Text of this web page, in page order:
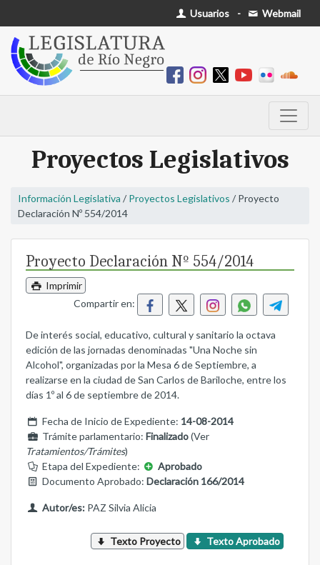
Usuarios - Webmail
Proyectos Legislativos
Información Legislativa / Proyectos Legislativos / Proyecto
Declaración Nº 554/2014
Proyecto Declaración Nº 554/2014
Imprimir
Compartir en:
De interés social, educativo, cultural y sanitario la octava
edición de las jornadas denominadas "Una Noche sin
Alcohol", organizadas por la Mesa 6 de Septiembre, a
realizarse en la ciudad de San Carlos de Bariloche, entre los
días 1º al 6 de septiembre de 2014.
Fecha de Inicio de Expediente: 14-08-2014
Trámite parlamentario: Finalizado(Ver
Tratamientos/Trámites)
Etapa del Expediente:
Aprobado
Documento Aprobado: Declaración 166/2014
Autor/es:PAZ Silvia Alicia
Texto Proyecto Texto Aprobado